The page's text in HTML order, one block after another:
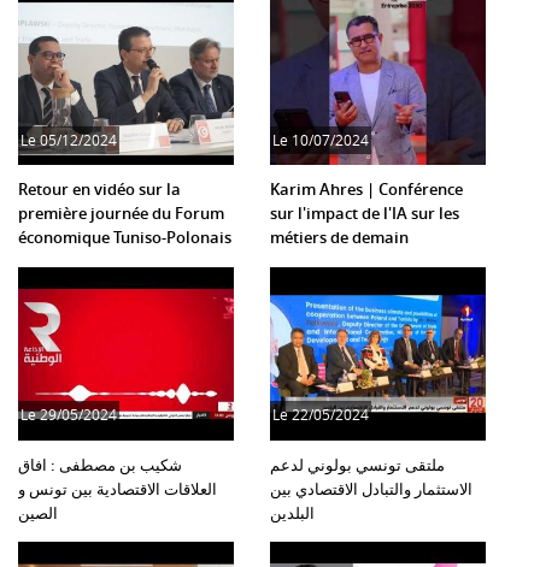
Retour en vidéo sur la
première journée du Forum
économique Tuniso-Polonais
Le05/12/2024
Karim Ahres | Conférence
sur l'impact de l'IA sur les
métiers de demain
Le 10/07/2024
شكيب بن مصطفى : افاق
العلاقات الاقتصادية بين تونس و
الصين
Le29/05/2024
ملتقى تونسي بولوني لدعم
الاستثمار والتبادل الاقتصادي بين
البلدين
Le22/05/2024